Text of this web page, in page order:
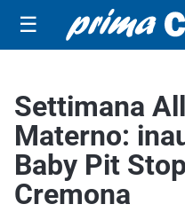
☰
Settimana
Materno:
Baby Pit
Cremona